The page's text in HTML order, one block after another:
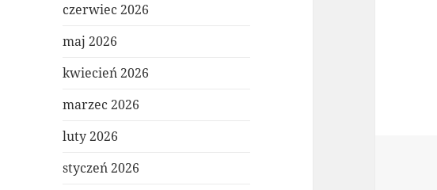
czerwiec 2026
maj 2026
kwiecień 2026
marzec 2026
luty 2026
styczeń 2026